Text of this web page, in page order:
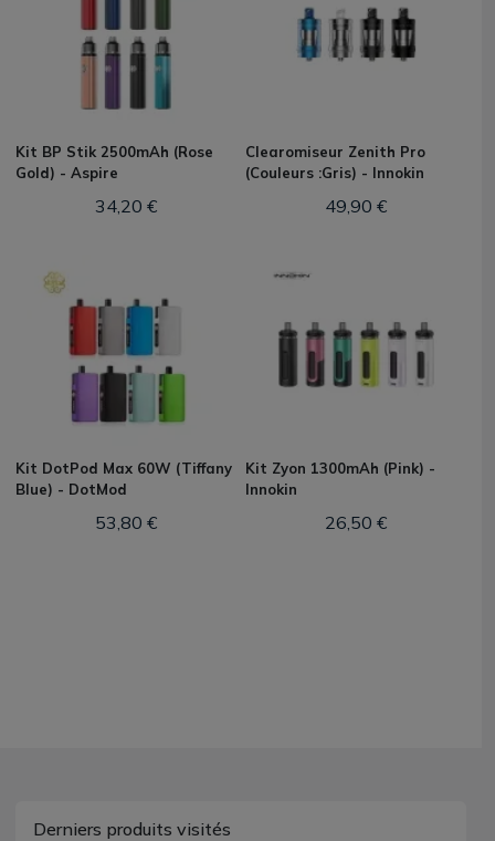
Kit BP Stik 2500mAh (Rose
Gold) - Aspire
34,20 €
Clearomiseur Zenith Pro
(Couleurs :Gris) - Innokin
49,90 €
Kit DotPod Max 60W (Tiffany
Blue) - DotMod
53,80 €
Kit Zyon 1300mAh (Pink) -
Innokin
26,50 €
Derniers produits visités